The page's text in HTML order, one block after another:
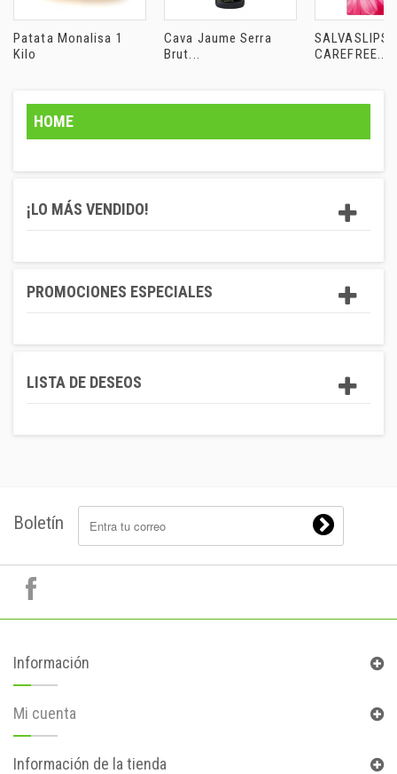
Patata Monalisa 1
Kilo
Cava Jaume Serra
Brut...
SALVASLIPS
CAREFREE...
HOME
¡LO MÁS VENDIDO!
PROMOCIONES ESPECIALES
LISTA DE DESEOS
Boletín
Información
Mi cuenta
Información de la tienda